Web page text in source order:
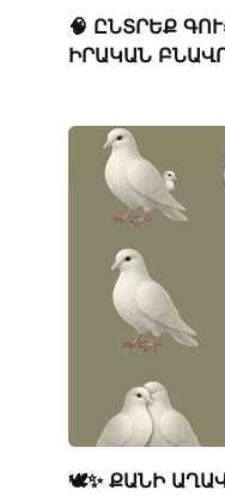
🧠 ԸՆՏՐԵՔ
ԻՐԱԿԱՆ
🕊️✨ ՔԱՆԻ